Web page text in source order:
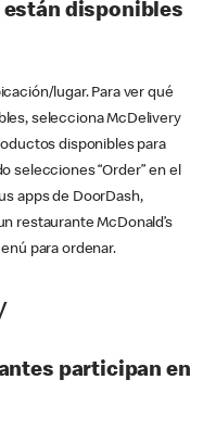
están disponibles
lugar. Para ver qué
selecciona McDelivery
disponibles para
selecciones “Order” en el
apps de DoorDash,
restaurante McDonald’s
para ordenar.
participan en